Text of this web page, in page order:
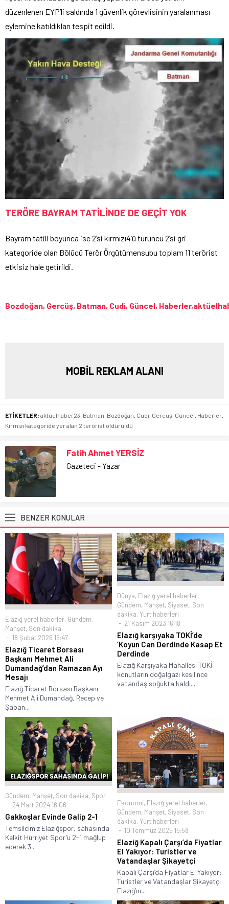
düzenlenen EYP’li saldırıda 1 güvenlik görevlisinin yaralanması
eylemine katıldıkları tespit edildi.
TERÖRE BAYRAM TATİLİNDE DE GEÇİT YOK
Bayram tatili boyunca ise 2’si kırmızı4’ü turuncu 2’si gri
kategoride olan Bölücü Terör Örgütümensubu toplam 11 terörist
etkisiz hale getirildi.
Bozdoğan, Gercüş, Batman, Cudi, Güncel,
MOBİL REKLAM ALANI
ETİKETLER: aktüelhaber23, Batman, Bozdoğan, Cudi, Gercüş, Güncel, Haberler,
Kırmızı kategoride yer alan 2 terörist öldürüldü
Fatih Ahmet YERSİZ
Gazeteci - Yazar
BENZER KONULAR
Elazığ yerel haberler, Gündem,
Manşet, Son dakika
18 Şubat 2026 15:47
Elazığ Ticaret Borsası
Başkanı Mehmet Ali
Dumandağ’dan Ramazan Ayı
Mesajı
Elazığ Ticaret Borsası Başkanı
Mehmet Ali Dumandağ, Recep ve
Şaban...
Dünya, Elazığ yerel haberler,
Gündem, Manşet, Siyaset, Son
dakika, Yurt haberleri
21 Kasım 2023 16:18
Elazığ karşıyaka TOKİ’de
‘Koyun Can Derdinde Kasap Et
Derdinde
Elazığ Karşıyaka Mahallesi TOKİ
konutların doğalgazı kesilince
vatandaş soğukta kaldı....
Gündem, Manşet, Son dakika, Spor
24 Mart 2024 16:06
Gakkoşlar Evinde Galip 2-1
Temsilcimiz Elazığspor, sahasında
Kelkit Hürriyet Spor’u 2-1 mağlup
ederek 3...
Ekonomi, Elazığ yerel haberler,
Gündem, Manşet, Siyaset, Son
dakika, Yurt haberleri
10 Temmuz 2025 15:58
Elaziğ Kapalı Çarşı’da Fiyatlar
El Yakıyor: Turistler ve
Vatandaşlar Şikayetçi
Kapalı Çarşı’da Fiyatlar El Yakıyor:
Turistler ve Vatandaşlar Şikayetçi
Elazığ’ın...